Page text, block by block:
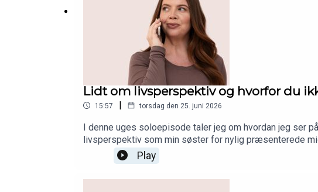
Lidt om livsperspektiv og hvorfor du
15:57 | torsdag den 25. juni 2026
I denne uges soloepisode taler jeg om hvordan jeg ser
livsperspektiv som min søster for nylig præsenterede
tror trænger til at høre netop dette. <3
Play